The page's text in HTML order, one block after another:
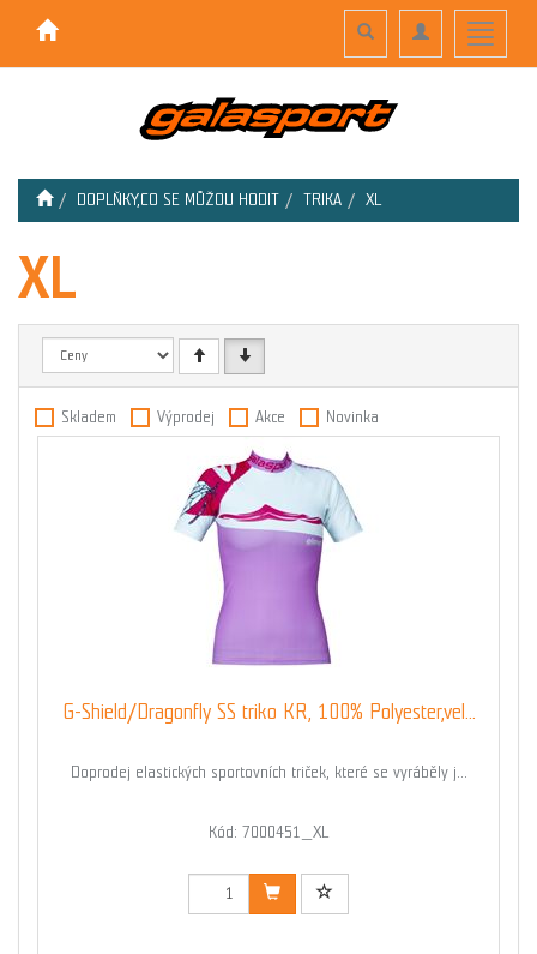
Toggle
Toggle
navigation
Toggle
search
DOPLŇKY,CO SE MŮŽOU HODIT TRIKA XL
XL
Skladem Výprodej Akce Novinka
G-Shield/Dragonfly SS triko KR, 100% Polyester,vel...
Doprodej elastických sportovních triček, které se vyráběly j...
Kód: 7000451_XL